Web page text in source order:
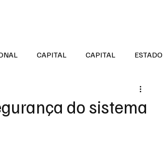
CAPITAL CAPITAL ESTADO
do sistema